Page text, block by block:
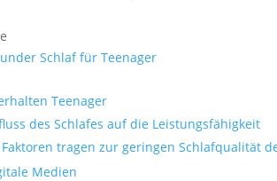
Schlaf für Teenager
Teenager
des Schlafes auf die Leistungsfähigkeit
tragen zur geringen Schlafqualität
Medien